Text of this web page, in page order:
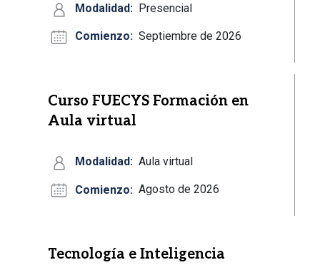
Modalidad: Presencial
Comienzo: Septiembre de 2026
Curso FUECYS Formación en
Aula virtual
Modalidad: Aula virtual
Comienzo: Agosto de 2026
Tecnología e Inteligencia